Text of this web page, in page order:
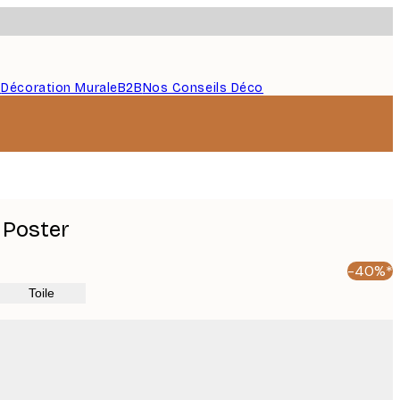
Décoration MuraleB2BNos Conseils Déco
-40%*
Toile